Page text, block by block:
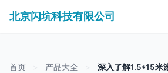
北京闪坑科技有限公司
首页 产品大全
深入了解1.5*15米